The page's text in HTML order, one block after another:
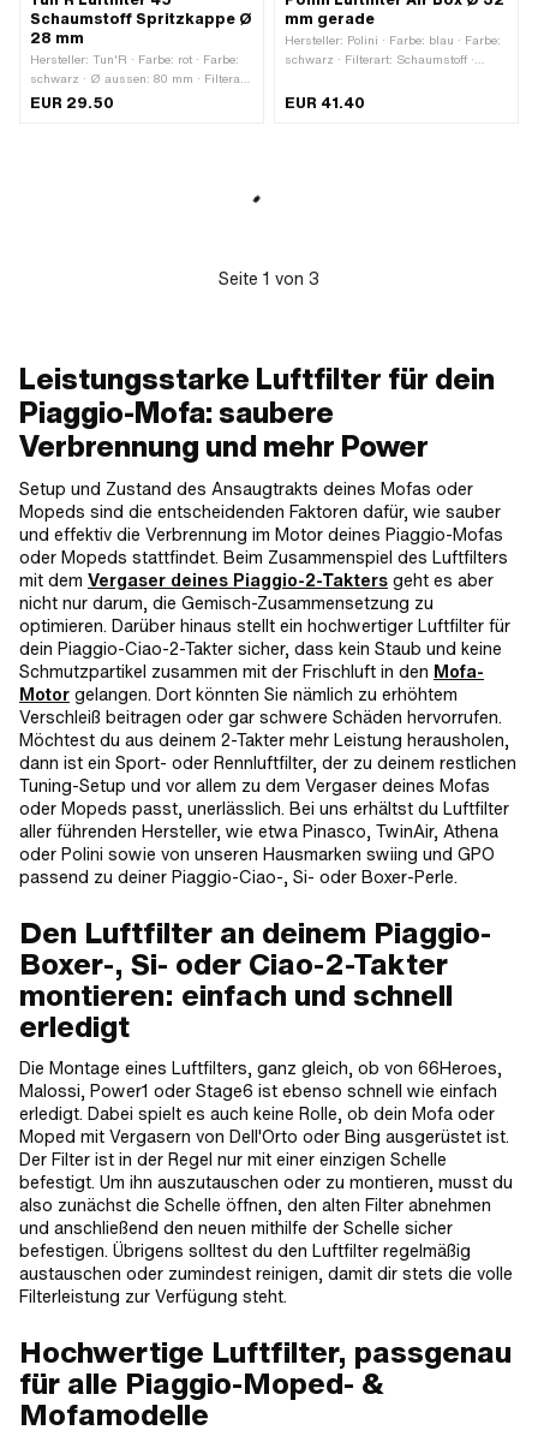
Schaumstoff Spritzkappe Ø
28 mm
Hersteller: Tun'R · Farbe: rot · Farbe:
schwarz · Ø aussen: 80 mm · Filterart:
Schaumstoff · Befestigungsart:
EUR 29.50
mm gerade
Hersteller: Polini · Farbe: blau · Farbe:
schwarz · Filterart: Schaumstoff ·
geklemmt · Gesamtlänge: 100 mm · Ø
EUR 41.40
Seite 1 von 3
Leistungsstarke Luftfilter für dein
Piaggio-Mofa: saubere
Verbrennung und mehr Power
Setup und Zustand des Ansaugtrakts deines Mofas oder
Mopeds sind die entscheidenden Faktoren dafür, wie sauber
und effektiv die Verbrennung im Motor deines Piaggio-Mofas
oder Mopeds stattfindet. Beim Zusammenspiel des Luftfilters
mit dem Vergaser deines Piaggio-2-Takters geht es aber
nicht nur darum, die Gemisch-Zusammensetzung zu
optimieren. Darüber hinaus stellt ein hochwertiger Luftfilter für
dein Piaggio-Ciao-2-Takter sicher, dass kein Staub und keine
Schmutzpartikel zusammen mit der Frischluft in den Mofa-
Motor gelangen. Dort könnten Sie nämlich zu erhöhtem
Verschleiß beitragen oder gar schwere Schäden hervorrufen.
Möchtest du aus deinem 2-Takter mehr Leistung herausholen,
dann ist ein Sport- oder Rennluftfilter, der zu deinem restlichen
Tuning-Setup und vor allem zu dem Vergaser deines Mofas
oder Mopeds passt, unerlässlich. Bei uns erhältst du Luftfilter
aller führenden Hersteller, wie etwa Pinasco, TwinAir, Athena
oder Polini sowie von unseren Hausmarken swiing und GPO
passend zu deiner Piaggio-Ciao-, Si- oder Boxer-Perle.
Den Luftfilter an deinem Piaggio-
Boxer-, Si- oder Ciao-2-Takter
montieren: einfach und schnell
erledigt
Die Montage eines Luftfilters, ganz gleich, ob von 66Heroes,
Malossi, Power1 oder Stage6 ist ebenso schnell wie einfach
erledigt. Dabei spielt es auch keine Rolle, ob dein Mofa oder
Moped mit Vergasern von Dell'Orto oder Bing ausgerüstet ist.
Der Filter ist in der Regel nur mit einer einzigen Schelle
befestigt. Um ihn auszutauschen oder zu montieren, musst du
also zunächst die Schelle öffnen, den alten Filter abnehmen
und anschließend den neuen mithilfe der Schelle sicher
befestigen. Übrigens solltest du den Luftfilter regelmäßig
austauschen oder zumindest reinigen, damit dir stets die volle
Filterleistung zur Verfügung steht.
Hochwertige Luftfilter, passgenau
für alle Piaggio-Moped- &
Mofamodelle